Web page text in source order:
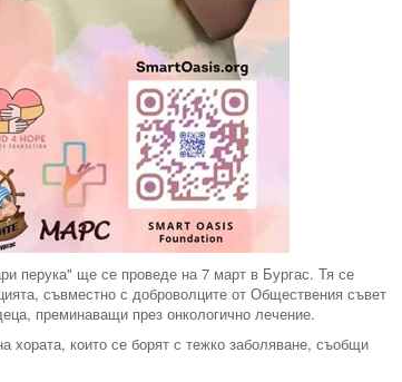
перука" ще се проведе на 7 март в Бургас. Тя се
съвместно с доброволците от Обществения съвет
преминаващи през онкологично лечение.
хората, които се борят с тежко заболяване, съобщи